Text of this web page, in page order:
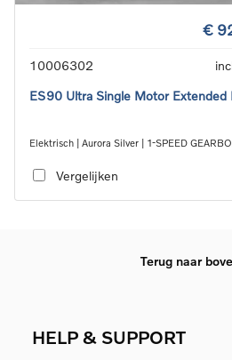
€
10006302
ES90 Ultra Single Motor Extended
Elektrisch | Aurora Silver | 1-SPEED
Vergelijken
Terug naar
HELP & SUPPORT